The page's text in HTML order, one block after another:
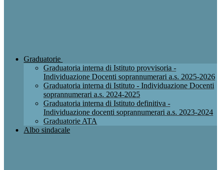
Graduatorie
Graduatoria interna di Istituto provvisoria -
Individuazione Docenti soprannumerari a.s. 2025-2026
Graduatoria interna di Istituto - Individuazione Docenti
soprannumerari a.s. 2024-2025
Graduatoria interna di Istituto definitiva -
Individuazione docenti soprannumerari a.s. 2023-2024
Graduatorie ATA
Albo sindacale